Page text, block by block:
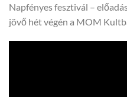
Napfényes fesztivál –
jövő hét végén a MOM